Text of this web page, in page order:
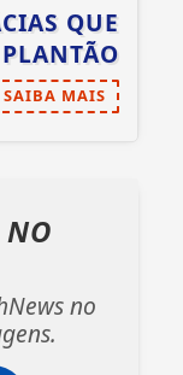
QUE
SAIBA MAIS
NO
no